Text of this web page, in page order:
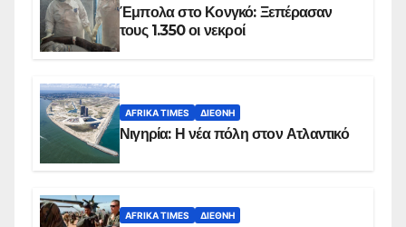
Έμπολα στο Κονγκό: Ξεπέρασαν
τους 1.350 οι νεκροί
AFRIKA TIMES ΔΙΕΘΝΉ
Νιγηρία: Η νέα πόλη στον Ατλαντικό
AFRIKA TIMES ΔΙΕΘΝΉ